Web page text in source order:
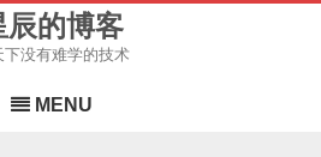
辰的博客
下没有难学的技术
to
content
MENU